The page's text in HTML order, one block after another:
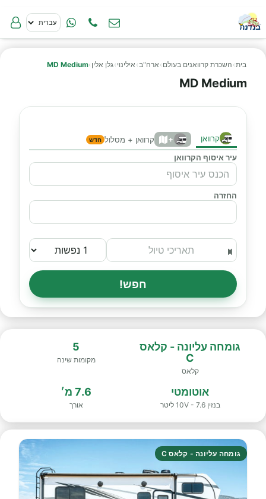
בית› השכרת קרוואנים בעולם › ארה"ב› אילינוי ›גלן אלין ›
MD Medium
MD Medium
קרוואן + קרוואן + מסלול חדש
עיר איסוף הקרוואן
החזרה
חפש!
גומחה עליונה - קלאס
C
קלאס
5
מקומות שינה
אוטומטי
בנזין 10V - 7.6 ליטר
7.6 מ׳
אורך
גומחה עליונה - קלאס C